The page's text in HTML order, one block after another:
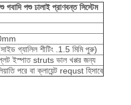
পশু ঢালাই প্রাণবন্ত সিস্টেম
গ্যালিল শীটিং .1.5 মিমি পুরু)
ইস্পাত struts ভাল খপ্পর জন্য
পরে বা ক্লায়েন্ট requst হিসাবে